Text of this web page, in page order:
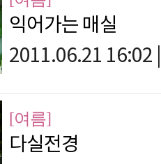
익어가는 매실
2011.06.21 16:02
[여름]
다실전경